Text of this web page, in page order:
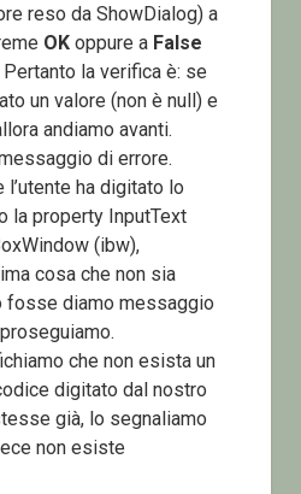
reso da ShowDialog) a
OKoppure a False
Pertanto la verifica è: se
un valore (non è null) e
andiamo avanti.
di errore.
l’utente ha digitato lo
la property InputText
(ibw),
cosa che non sia
fosse diamo messaggio
che non esista un
digitato dal nostro
già, lo segnaliamo
non esiste